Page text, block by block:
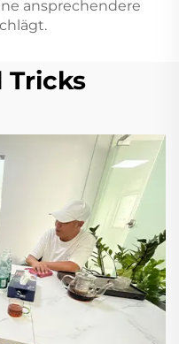
ansprechendere
Tricks